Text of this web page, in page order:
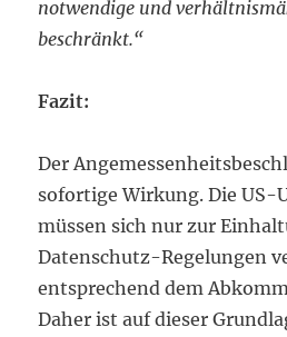
notwendige und
beschränkt.“
Fazit:
Der
sofortige Wirkung. Die US-
müssen sich nur zur
Datenschutz-Regelungen
entsprechend dem
Daher ist auf dieser